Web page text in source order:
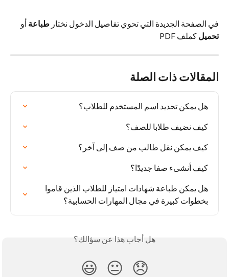
في الصفحة الجديدة التي تحوي تفاصيل الدخول نختار طباعة أو
تحميل كملف PDF
المقالات ذات الصلة
هل يمكن تحديد اسم المستخدم للطلاب؟
كيف نضيف طلابا للصف؟
كيف يمكن نقل طالب من صف إلى آخر؟
كيف أنشىء صفا جديدًا؟
هل يمكن طباعة شهادات امتياز للطلاب الذين قاموا
بخطوات كبيرة في مجال المهارات الحسابية؟
هل أجاب هذا عن سؤالك؟
😞
😐
😃